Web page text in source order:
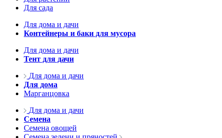
Для сада
Для дома и дачи
Контейнеры и баки для мусора
Для дома и дачи
Тент для дачи
Для дома и дачи
Для дома
Марганцовка
Для дома и дачи
Семена
Семена овощей